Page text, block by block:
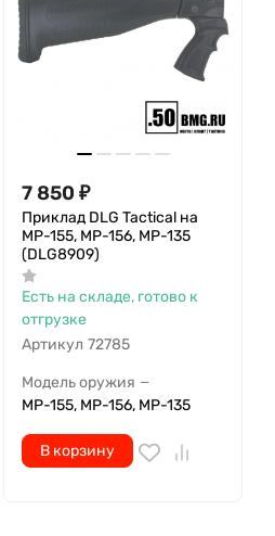
7 850 ₽
Приклад DLG Tactical на
МР-155, МР-156, МР-135
(DLG8909)
Есть на складе, готово к
отгрузке
Артикул 72785
Модель оружия —
МР-155, МР-156, МР-135
В корзину